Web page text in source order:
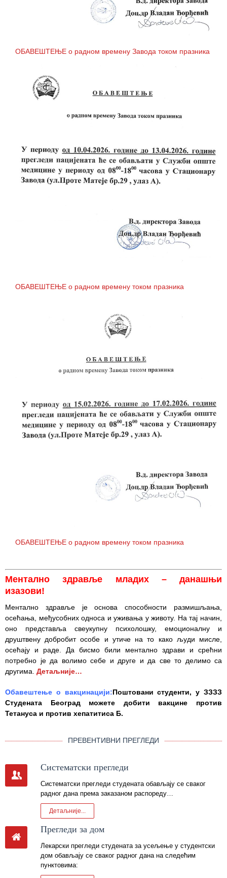
ОБАВЕШТЕЊЕ о радном времену Завода током празника
ОБАВЕШТЕЊЕ о радном времену током празника
ОБАВЕШТЕЊЕ о радном времену током празника
Ментално здравље младих – данашњи
изазови!
Ментално здравље је основа способности размишљања,
осећања, међусобних односа и уживања у животу. На тај начин,
оно представља свеукупну психолошку, емоционалну и
друштвену добробит особе и утиче на то како људи мисле,
осећају и раде. Да бисмо били ментално здрави и срећни
потребно је да волимо себе и друге и да све то делимо са
другима. Детаљније…
Обавештење o вакцинацији:Поштовани студенти, у ЗЗЗЗ
Студената Београд можете добити вакцинe против
Тетануса и против хепатитиса Б.
ПРЕВЕНТИВНИ ПРЕГЛЕДИ
Систематски прегледи
Систематски прегледи студената обављају се сваког
радног дана према заказаном распореду…
Детаљније...
Прегледи за дом
Лекарски прегледи студената за усељење у студентски
дом обављају се сваког радног дана на следећим
пунктовима: